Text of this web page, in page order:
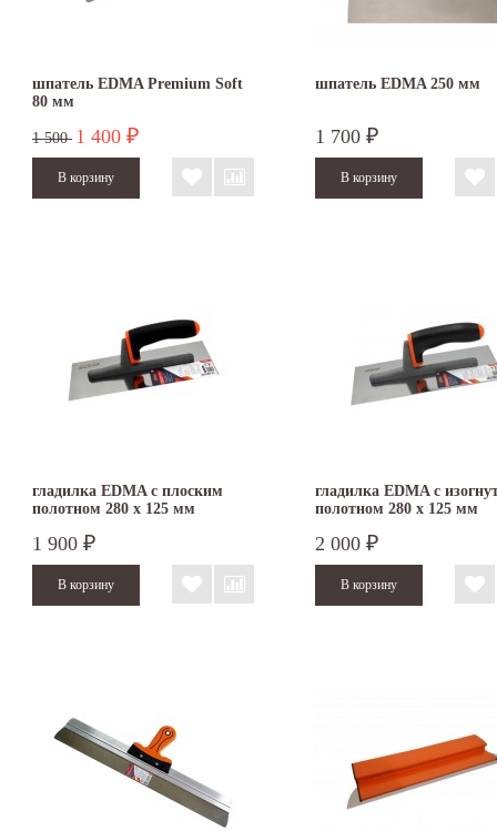
шпатель EDMA Premium Soft
80 мм
1 500 1 400 ₽
шпатель EDMA 250 мм
1 700 ₽
гладилка EDMA с плоским
полотном 280 х 125 мм
1 900 ₽
гладилка EDMA с
полотном 280 х 125 мм
2 000 ₽